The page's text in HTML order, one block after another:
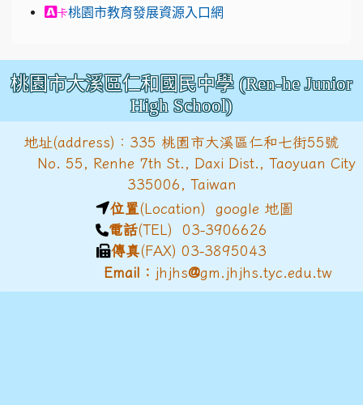
link to https://exam.career.ntnu.edu.tw/cit/
卡桃園市教育發展資源入口網
桃園市大溪區仁和國民中學 (Ren-he Junior
High School)
地址(address)：335 桃園市大溪區仁和七街55號
No. 55, Renhe 7th St., Daxi Dist., Taoyuan City
335006, Taiwan
位置(Location) google 地圖
電話(TEL) 03-3906626
傳真(FAX) 03-3895043
Email： jhjhs@gm.jhjhs.tyc.edu.tw